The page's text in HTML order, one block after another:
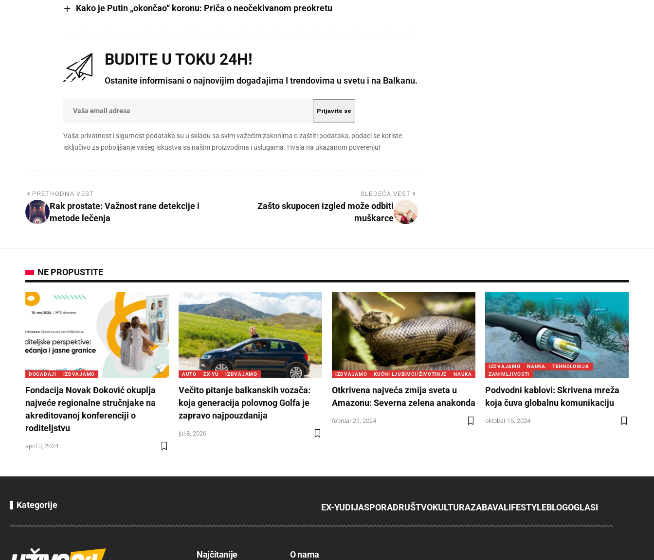
Kako je Putin „okončao“ koronu: Priča o neočekivanom preokretu
BUDITE U TOKU 24H!
Ostanite informisani o najnovijim događajima I trendovima u svetu i na Balkanu.
Vaša privatnost i sigurnost podataka su u skladu sa svim važećim zakonima o zaštiti podataka, podaci se koriste
isključivo za poboljšanje vašeg iskustva sa našim proizvodima i uslugama. Hvala na ukazanom poverenju!
PRETHODNA VEST
Rak prostate: Važnost rane detekcije i
metode lečenja
SLEDEĆA VEST
Zašto skupocen izgled može odbiti
muškarce
NE PROPUSTITE
DOGAĐAJI IZDVAJAMO
Fondacija Novak Đoković okuplja
najveće regionalne stručnjake na
akreditovanoj konferenciji o
roditeljstvu
april 3, 2024
AUTO EX-YU IZDVAJAMO
Večito pitanje balkanskih vozača:
koja generacija polovnog Golfa je
zapravo najpouzdanija
jul 8, 2026
IZDVAJAMO KUĆNI LJUBIMCI/ŽIVOTINJE NAUKA
Otkrivena najveća zmija sveta u
Amazonu: Severna zelena anakonda
februar 21, 2024
IZDVAJAMO NAUKA
TEHNOLOGIJA
ZANIMLJIVOSTI
Podvodni kablovi: Skrivena mreža
koja čuva globalnu komunikaciju
oktobar 15, 2024
Kategorije EX-YUDIJASPORADRUŠTVOKULTURAZABAVALIFESTYLEBLOGOGLASI
Najčitanije O nama